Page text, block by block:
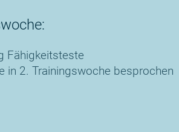
Fähigkeitsteste
in 2. Trainingswoche besprochen